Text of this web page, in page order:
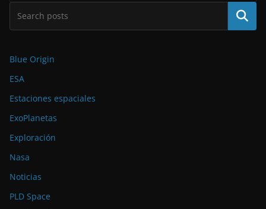
Buscar
Blue Origin
ESA
Estaciones espaciales
ExoPlanetas
Exploración
Nasa
Noticias
PLD Space